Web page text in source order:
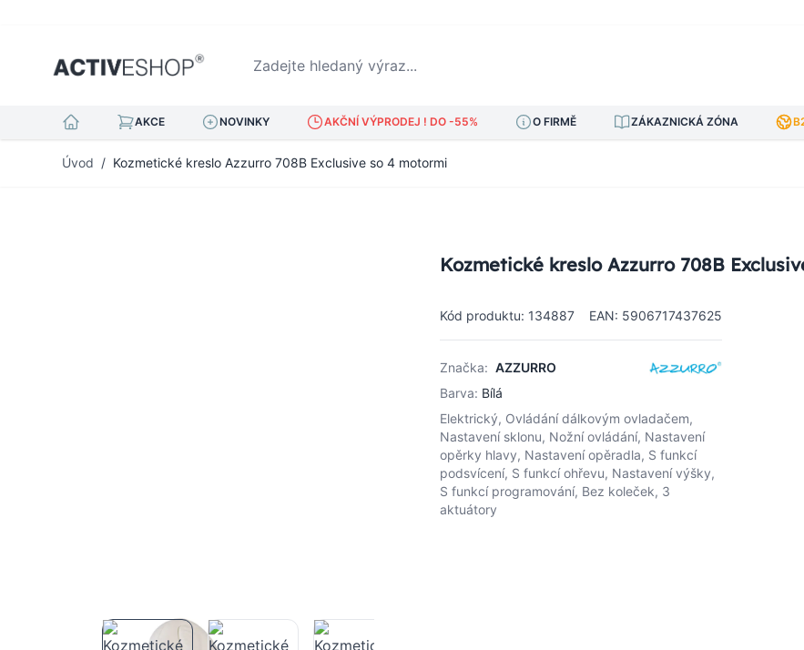
Zadejte hledaný výraz...
AKCE NOVINKY AKČNÍ VÝPRODEJ ! DO -55% O FIRMĚ ZÁKAZNICKÁ ZÓNA
Úvod / Kozmetické kreslo Azzurro 708B Exclusive so 4 motormi
Kozmetické kreslo Azzurro 708B
Kód produktu: 134887 EAN: 5906717437625
Značka: AZZURRO
Barva: Bílá
Elektrický, Ovládání dálkovým ovladačem,
Nastavení sklonu, Nožní ovládání, Nastavení
opěrky hlavy, Nastavení opěradla, S funkcí
podsvícení, S funkcí ohřevu, Nastavení výšky,
S funkcí programování, Bez koleček, 3
aktuátory